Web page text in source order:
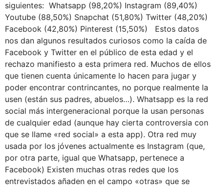
siguientes: Whatsapp (98,20%) Instagram (89,40%)
Youtube (88,50%) Snapchat (51,80%) Twitter (48,20%)
Facebook (42,80%) Pinterest (15,50%) Estos datos
nos dan algunos resultados curiosos como la caída de
Facebook y Twitter en el público de esta edad y el
rechazo manifiesto a esta primera red. Muchos de ellos
que tienen cuenta únicamente lo hacen para jugar y
poder encontrar contrincantes, no porque realmente la
usen (están sus padres, abuelos…). Whatsapp es la red
social más intergeneracional porque la usan personas
de cualquier edad (aunque hay cierta controversia con
que se llame «red social» a esta app). Otra red muy
usada por los jóvenes actualmente es Instagram (que,
por otra parte, igual que Whatsapp, pertenece a
Facebook) Existen muchas otras redes que los
entrevistados añaden en el campo «otras» que se